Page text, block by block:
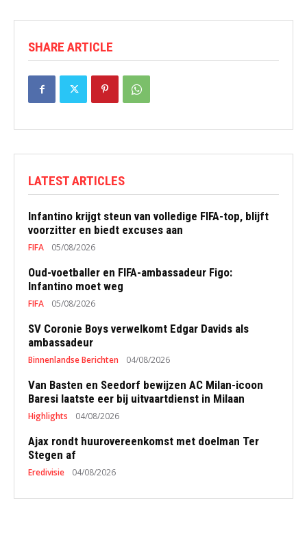
SHARE ARTICLE
LATEST ARTICLES
Infantino krijgt steun van volledige FIFA-top, blijft
voorzitter en biedt excuses aan
FIFA 05/08/2026
Oud-voetballer en FIFA-ambassadeur Figo:
Infantino moet weg
FIFA 05/08/2026
SV Coronie Boys verwelkomt Edgar Davids als
ambassadeur
Binnenlandse Berichten 04/08/2026
Van Basten en Seedorf bewijzen AC Milan-icoon
Baresi laatste eer bij uitvaartdienst in Milaan
Highlights 04/08/2026
Ajax rondt huurovereenkomst met doelman Ter
Stegen af
Eredivisie 04/08/2026